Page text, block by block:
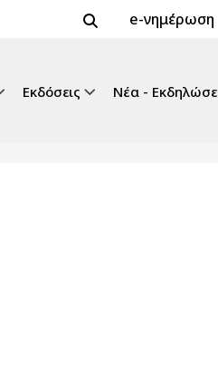
Header Top
e-νημέρωση
Εκδόσεις Νέα -